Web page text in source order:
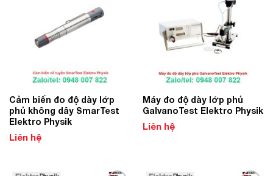
Cảm biến đo độ dày lớp
phủ không dây SmarTest
Elektro Physik
Liên hệ
Wishlist
Máy đo độ dày lớp phủ
GalvanoTest Elektro Physik
Liên hệ